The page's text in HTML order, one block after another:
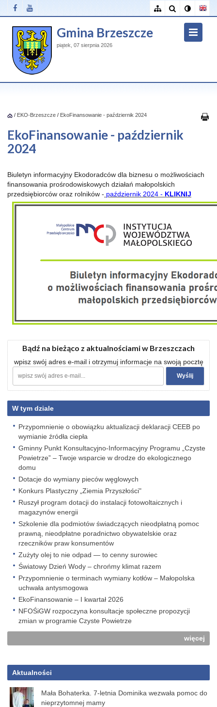
Gmina Brzeszcze
piątek, 07 sierpnia 2026
/ EKO-Brzeszcze / EkoFinansowanie - październik 2024
EkoFinansowanie - październik
2024
Biuletyn informacyjny Ekodoradców dla biznesu o możliwościach
finansowania prośrodowiskowych działań małopolskich
przedsiębiorców oraz rolników - październik 2024 - KLIKNIJ
Bądź na bieżąco z aktualnościami w Brzeszczach
wpisz swój adres e-mail i otrzymuj informacje na swoją pocztę
W tym dziale
Przypomnienie o obowiązku aktualizacji deklaracji CEEB po
wymianie źródła ciepła
Gminny Punkt Konsultacyjno-Informacyjny Programu „Czyste
Powietrze” – Twoje wsparcie w drodze do ekologicznego
domu
Dotacje do wymiany pieców węglowych
Konkurs Plastyczny „Ziemia Przyszłości"
Ruszył program dotacji do instalacji fotowoltaicznych i
magazynów energii
Szkolenie dla podmiotów świadczących nieodpłatną pomoc
prawną, nieodpłatne poradnictwo obywatelskie oraz
rzeczników praw konsumentów
Zużyty olej to nie odpad — to cenny surowiec
Światowy Dzień Wody – chrońmy klimat razem
Przypomnienie o terminach wymiany kotłów – Małopolska
uchwała antysmogowa
EkoFinansowanie – I kwartał 2026
NFOŚiGW rozpoczyna konsultacje społeczne propozycji
zmian w programie Czyste Powietrze
więcej
Aktualności
Mała Bohaterka. 7-letnia Dominika wezwała pomoc do
nieprzytomnej mamy